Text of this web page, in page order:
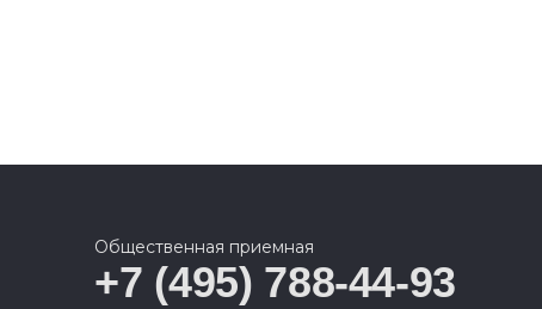
Общественная приемная
+7 (495) 788-44-93